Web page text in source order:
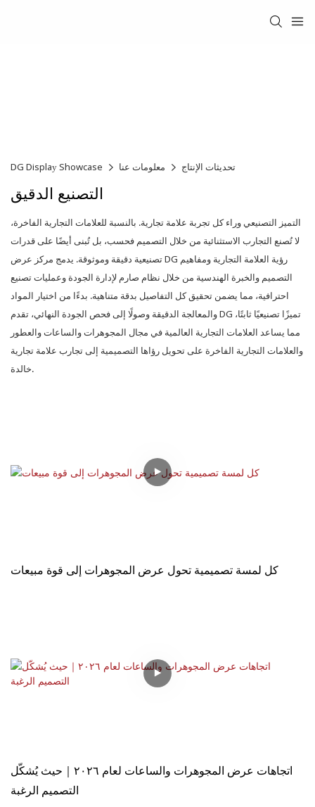
DG Display Showcase معلومات عنا تحديثات الإنتاج
التصنيع الدقيق
التميز التصنيعي وراء كل تجربة علامة تجارية. بالنسبة للعلامات التجارية الفاخرة،
لا تُصنع التجارب الاستثنائية من خلال التصميم فحسب، بل تُبنى أيضًا على قدرات
تصنيعية دقيقة وموثوقة. يدمج مركز عرض DG رؤية العلامة التجارية ومفاهيم
التصميم والخبرة الهندسية من خلال نظام صارم لإدارة الجودة وعمليات تصنيع
احترافية، مما يضمن تحقيق كل التفاصيل بدقة متناهية. بدءًا من اختيار المواد
والمعالجة الدقيقة وصولًا إلى فحص الجودة النهائي، تقدم DG تميزًا تصنيعيًا ثابتًا،
مما يساعد العلامات التجارية العالمية في مجال المجوهرات والساعات والعطور
والعلامات التجارية الفاخرة على تحويل رؤاها التصميمية إلى تجارب علامة تجارية
خالدة.
كل لمسة تصميمية تحول عرض المجوهرات إلى قوة مبيعات
اتجاهات عرض المجوهرات والساعات لعام ٢٠٢٦｜حيث يُشكّل
التصميم الرغبة